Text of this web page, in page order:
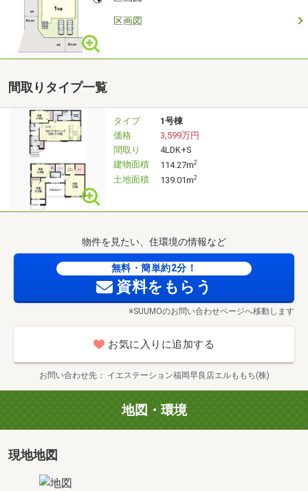
〇●〇想定所要お時間〇●〇
・ご来店、お家探しのご相談 (約40分～)
〇●〇お問い合わせについて〇●〇
■物件資料が欲しいという方はオレンジの
「資料請求（無料）」ボタンをクリックしてください。
※ご予算、ご希望のエリア等お伝えいただけると
お問合せ物件以外もご提案させて頂きます。
■その他、簡単な質問、当日の見学予約も
イエステーション早良店、エルももち株式会社では
しつこい営業・勧誘等は行いません。
※スマートフォンご利用の方は青い電話マークを
クリックしてください。
まずはお気軽にお問合せださい♪
区画図
間取りタイプ一覧
タイプ
1号棟
価格
3,599万円
間取り
4LDK+S
建物面積
114.27m2
土地面積 139.01m2
物件を見たい、住環境の情報など
無料・簡単約2分！
資料をもらう
※SUUMOのお問い合わせページへ移動します
お気に入りに追加する
お問い合わせ先 イエステーション福岡早良店エルももち(株)
地図・環境
現地地図